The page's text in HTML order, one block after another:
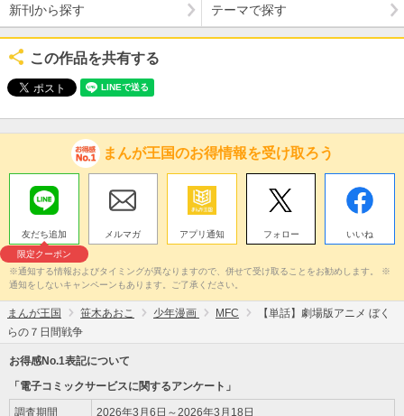
新刊から探す テーマで探す
この作品を共有する
まんが王国のお得情報を受け取ろう
友だち追加
限定クーポン
メルマガ アプリ通知 フォロー いいね
※通知する情報およびタイミングが異なりますので、併せて受け取ることをお勧めします。 ※
通知をしないキャンペーンもあります。ご了承ください。
まんが王国 笹木あおこ 少年漫画 MFC
【単話】劇場版アニメ ぼく
らの７日間戦争
お得感No.1表記について
「電子コミックサービスに関するアンケート」
調査期間 2026年3月6日～2026年3月18日